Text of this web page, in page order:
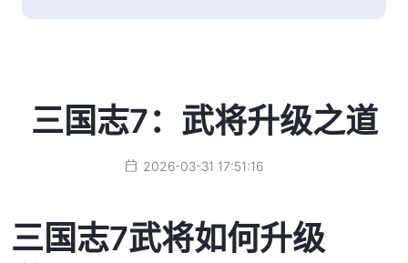
三国志7：武将升级之道
2026-03-31 17:51:16
三国志7武将如何升级